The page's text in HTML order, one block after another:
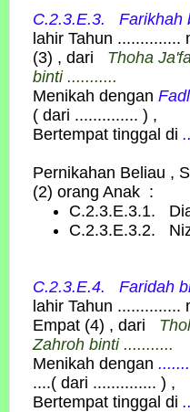
C.2.3.E.3. Farikhah
lahir Tahun ..............
(3) , dari Thoha
binti ...........
Menikah dengan
( dari .............. ) ,
Bertempat tinggal di
Pernikahan Beliau ,
(2) orang Anak :
C.2.3.E.3.1.
C.2.3.E.3.2.
C.2.3.E.4. Faridah
lahir Tahun ..............
Empat (4) , dari
Zahroh binti ...........
Menikah dengan
....( dari .............. ) ,
Bertempat tinggal di